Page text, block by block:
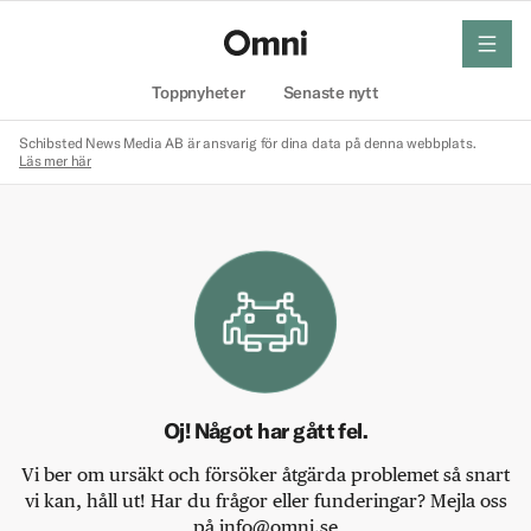
Toppnyheter Senaste nytt
meny
Schibsted News Media AB är ansvarig för dina data på denna webbplats.
Läs mer här
Oj! Något har gått fel.
Vi ber om ursäkt och försöker åtgärda problemet så snart
vi kan, håll ut! Har du frågor eller funderingar? Mejla oss